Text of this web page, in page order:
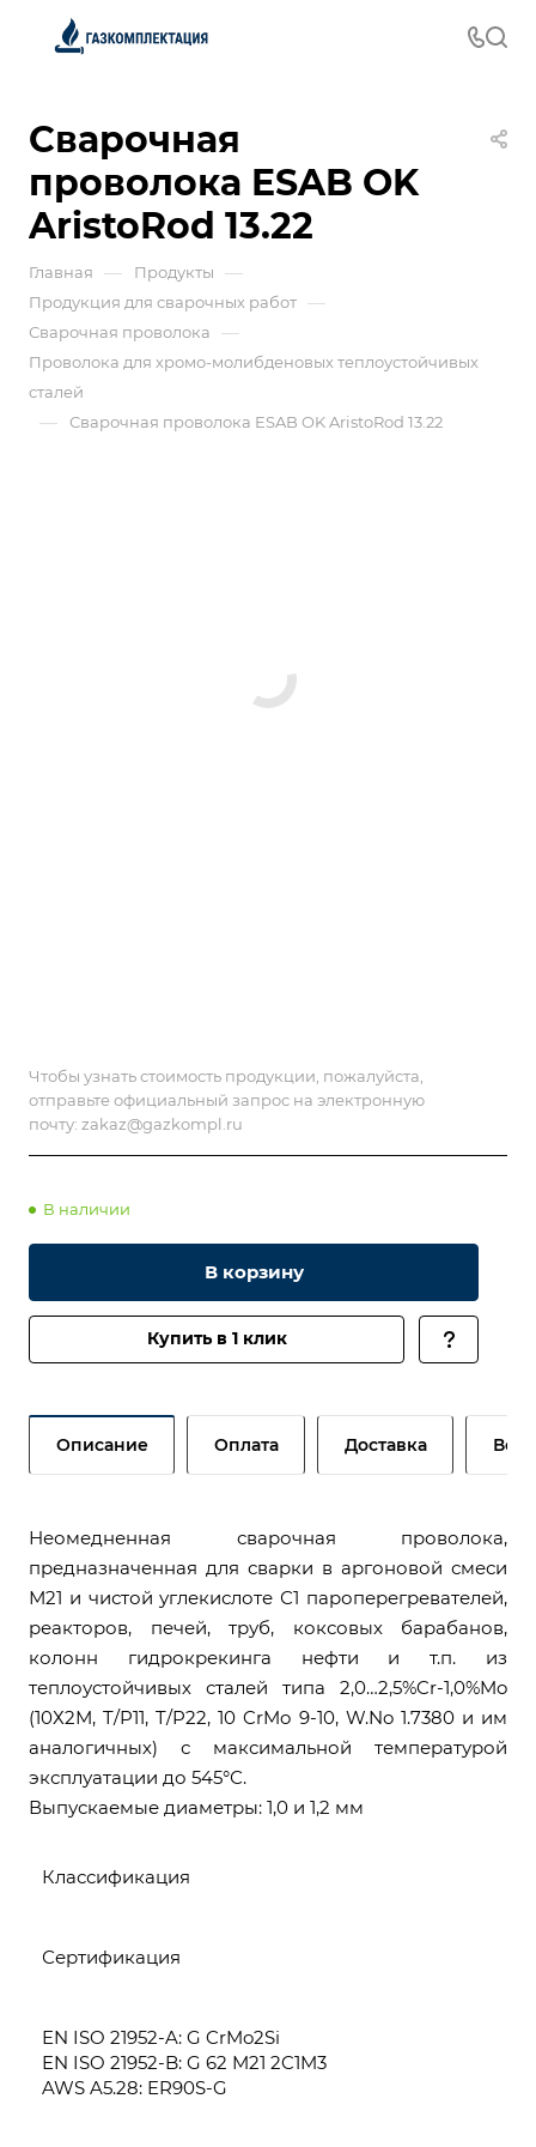
Сварочная
проволока ESAB OK
AristoRod 13.22
Главная — Продукты —
Продукция для сварочных работ —
Сварочная проволока —
Проволока для хромо-молибденовых теплоустойчивых
сталей
— Сварочная проволока ESAB OK AristoRod 13.22
Чтобы узнать стоимость продукции, пожалуйста,
отправьте официальный запрос на электронную
почту: zakaz@gazkompl.ru
В наличии
В корзину
Купить в 1 клик
Описание Оплата Доставка
Неомедненная сварочная проволока,
предназначенная для сварки в аргоновой смеси
М21 и чистой углекислоте С1 пароперегревателей,
реакторов, печей, труб, коксовых барабанов,
колонн гидрокрекинга нефти и т.п. из
теплоустойчивых сталей типа 2,0…2,5%Cr-1,0%Mo
(10Х2М, T/P11, T/P22, 10 CrMo 9-10, W.No 1.7380 и им
аналогичных) с максимальной температурой
эксплуатации до 545°С.
Выпускаемые диаметры: 1,0 и 1,2 мм
Классификация
Сертификация
EN ISO 21952-A: G CrMo2Si
EN ISO 21952-B: G 62 M21 2C1M3
AWS A5.28: ER90S-G